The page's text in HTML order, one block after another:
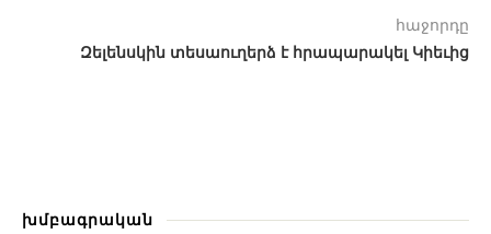
հաջորդը
Զելենսկին տեսաուղերձ է հրապարակել Կիեւից
խմբագրական